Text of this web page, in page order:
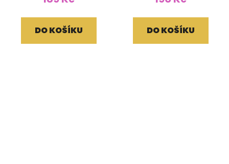
DO KOŠÍKU DO KOŠÍKU